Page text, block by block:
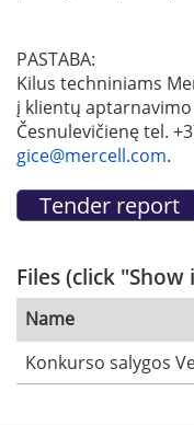
PASTABA:
Kilus techniniams
į klientų
Česnulevičienę tel.
gice@mercell.com.
Files (click
Name
Konkurso salygos